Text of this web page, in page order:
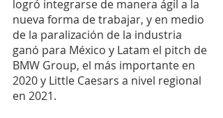
logró integrarse de manera ágil a la
nueva forma de trabajar, y en medio
de la paralización de la industria
ganó para México y Latam el pitch de
BMW Group, el más importante en
2020 y Little Caesars a nivel regional
en 2021.